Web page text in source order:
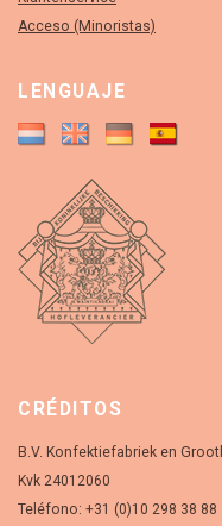
Acceso (Minoristas)
LENGUAJE
CRÉDITOS
B.V. Konfektiefabriek en
Kvk 24012060
Teléfono: +31 (0)10 298 38 88